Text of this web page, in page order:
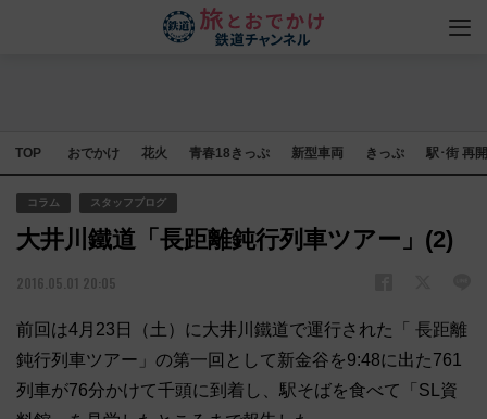
TOP おでかけ 花火 青春18きっぷ 新型車両 きっぷ 駅･街 再
コラム スタッフブログ
大井川鐵道「長距離鈍行列車ツアー」(2)
2016.05.01 20:05
前回は4月23日（土）に大井川鐵道で運行された「 長距離
鈍行列車ツアー」の第一回として新金谷を9:48に出た761
列車が76分かけて千頭に到着し、 駅そばを食べて「SL資